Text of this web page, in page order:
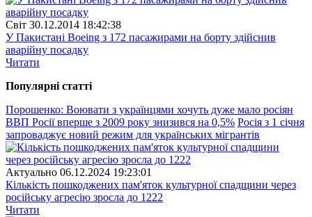
Свiт 30.12.2014 18:42:38
У Пакистані Boeing з 172 пасажирами на борту здійснив
аварійну посадку
Читати
Популярнi статтi
Порошенко: Воювати з українцями хочуть дуже мало росіян
ВВП Росії вперше з 2009 року знизився на 0,5% Росія з 1 січня
запроваджує новий режим для українських мігрантів
Актуально 06.12.2024 19:23:01
Кількість пошкоджених пам'яток культурної спадщини через
російську агресію зросла до 1222
Читати